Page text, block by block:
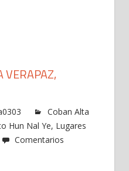
VERAPAZ,
Coban Alta
Hun Nal Ye, Lugares
Comentarios